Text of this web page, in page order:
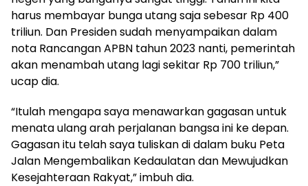
harus membayar bunga utang saja sebesar Rp 400
triliun. Dan Presiden sudah menyampaikan dalam
nota Rancangan APBN tahun 2023 nanti, pemerintah
akan menambah utang lagi sekitar Rp 700 triliun,”
ucap dia.
“Itulah mengapa saya menawarkan gagasan untuk
menata ulang arah perjalanan bangsa ini ke depan.
Gagasan itu telah saya tuliskan di dalam buku Peta
Jalan Mengembalikan Kedaulatan dan Mewujudkan
Kesejahteraan Rakyat,” imbuh dia.